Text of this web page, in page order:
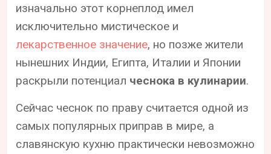
изначально этот корнеплод имел
исключительно мистическое и
лекарственное значение, но позже жители
нынешних Индии, Египта, Италии и Японии
раскрыли потенциал чеснока в кулинарии.
Сейчас чеснок по праву считается одной из
самых популярных приправ в мире, а
славянскую кухню практически невозможно